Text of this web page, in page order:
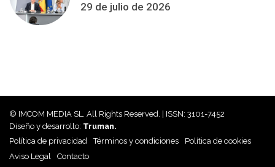
29 de julio de 2026
© IMCOM MEDIA SL. All Rights Reserved. | ISSN: 3101-7452
Diseño y desarrollo: Truman.
Política de privacidad
Términos y condiciones
Política de cookies
Aviso Legal
Contacto